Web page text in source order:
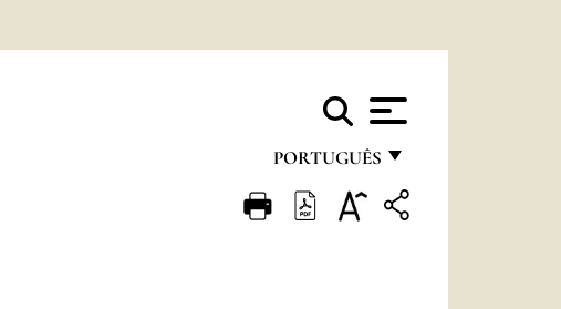
PORTUGUÊS
FRANÇAIS